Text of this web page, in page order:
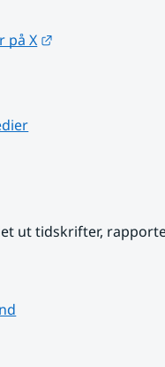
på X
ut tidskrifter,